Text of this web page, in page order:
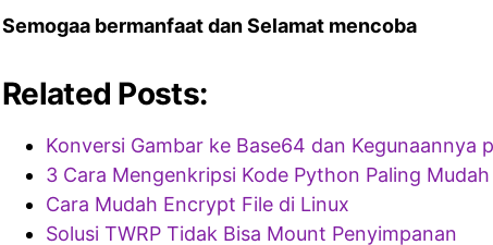
Semogaa bermanfaat dan Selamat mencoba
Related Posts:
Konversi Gambar ke Base64 dan Kegunaannya
3 Cara Mengenkripsi Kode Python Paling Mudah
Cara Mudah Encrypt File di Linux
Solusi TWRP Tidak Bisa Mount Penyimpanan